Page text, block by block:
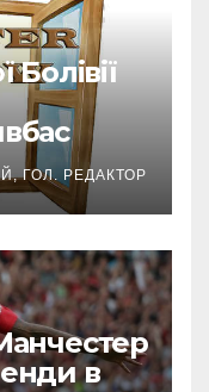
Болівії
ГОЛ. РЕДАКТОР
в